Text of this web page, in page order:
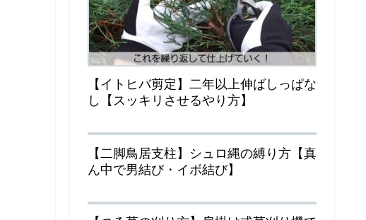
【イトヒバ剪定】二年以上伸ばしっぱな
し【スッキリさせるやり方】
【二脚鳥居支柱】シュロ縄の縛り方【真
ん中で男結び・イボ結び】